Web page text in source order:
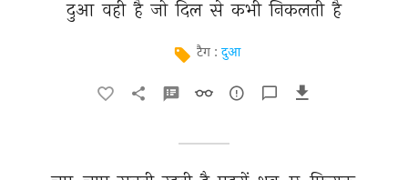
दुआ वही है जो दिल से कभी निकलती है
टैग : दुआ